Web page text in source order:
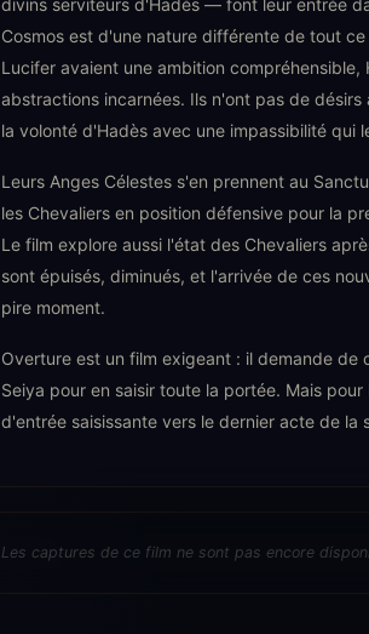
divins serviteurs d'Hadès — font leur entrée
Cosmos est d'une nature différente de tout
Lucifer avaient une ambition
abstractions incarnées. Ils n'ont pas de
la volonté d'Hadès avec une impassibilité qui
Leurs Anges Célestes s'en prennent au
les Chevaliers en position défensive pour la
Le film explore aussi l'état des Chevaliers
sont épuisés, diminués, et l'arrivée de ces
pire moment.
Overture est un film exigeant : il demande de
Seiya pour en saisir toute la portée. Mais
d'entrée saisissante vers le dernier acte de la
Les captures de ce film ne sont pas encore